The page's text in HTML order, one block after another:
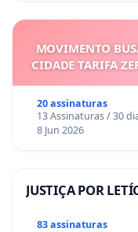
somente através de
comprometa a
proteção;
IV - exigir, na forma
atividade
degradação do
V - controlar a
emprego de
comportem risco
MOVIMENTO
CIDADE TARIFA
20 assinaturas
13 Assinaturas / 30
8 Jun 2026
JUSTIÇA POR
83 assinaturas